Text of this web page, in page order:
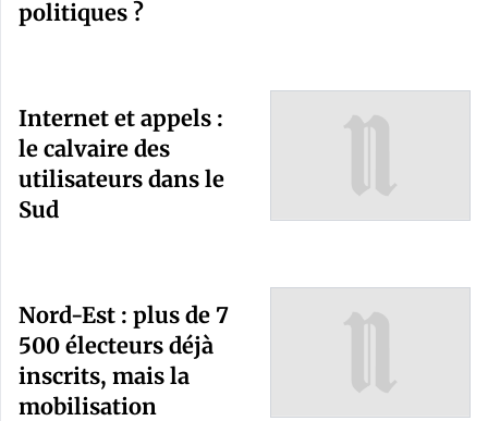
politiques ?
Internet et appels :
le calvaire des
utilisateurs dans le
Sud
Nord-Est : plus de 7
500 électeurs déjà
inscrits, mais la
mobilisation